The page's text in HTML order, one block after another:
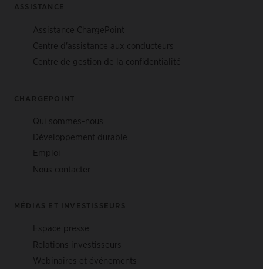
ASSISTANCE
Assistance ChargePoint
Centre d'assistance aux conducteurs
Centre de gestion de la confidentialité
CHARGEPOINT
Qui sommes-nous
Développement durable
Emploi
Nous contacter
MÉDIAS ET INVESTISSEURS
Espace presse
Relations investisseurs
Webinaires et événements